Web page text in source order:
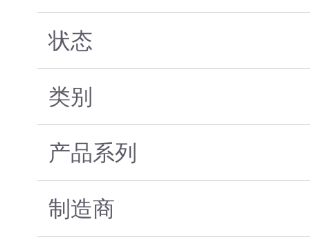
状态
类别
产品系列
制造商